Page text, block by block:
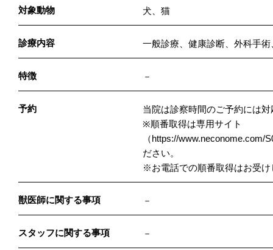
対象動物 犬、猫
診療内容 一般診療、健康診断、外科手
特徴 －
予約
当院は診察時間のご予約には
※順番取得は専用サイト
（https://www.neconome.com/
ださい。
※お電話での順番取得はお受け
獣医師に関する事項 －
スタッフに関する事項 －